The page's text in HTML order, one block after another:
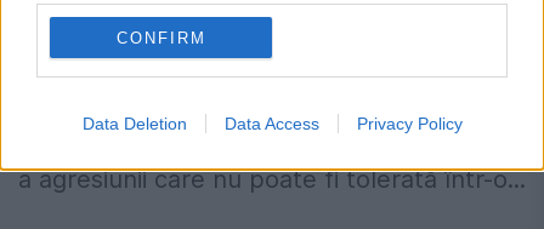
CONFIRM
Data Deletion Data Access Privacy Policy
24 NOIEMBRIE 2019
Mihai Fifor susține într-o postare că mai
bullying-ului. „Este o formă extremă a urii și
a agresiunii care nu poate fi tolerată într-o...